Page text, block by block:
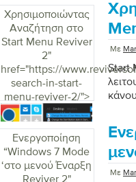
Χρησιμοποιώντας
Αναζήτηση στο
Start Menu Reviver
2"
href="https://
search-in-start-
menu-reviver-2/">
Με
Start
Ενεργοποίηση
“Windows 7 Mode
‘στο μενού Έναρξη
Reviver 2"
Με